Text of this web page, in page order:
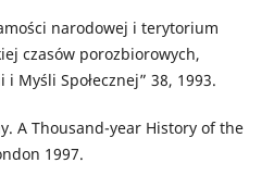
narodowej i terytorium
czasów porozbiorowych,
Myśli Społecznej” 38, 1993.
A Thousand-year History of the
1997.